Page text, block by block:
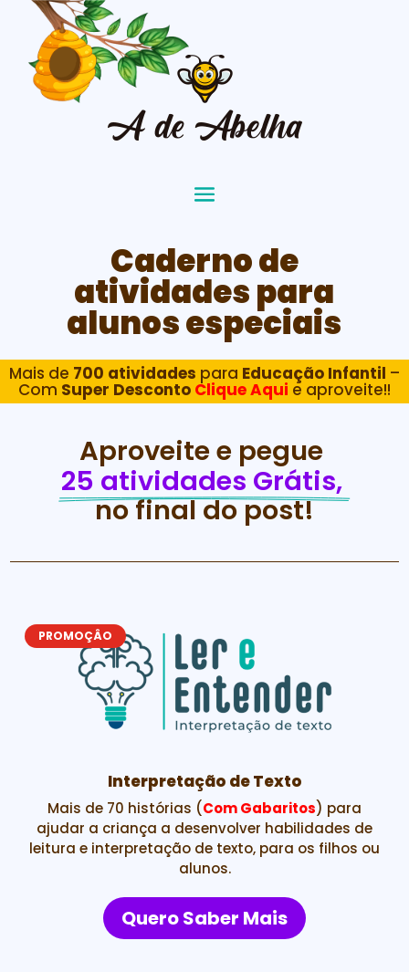
Caderno de
atividades para
alunos especiais
Mais de 700 atividades para Educação Infantil –
Com Super Desconto Clique Aqui e aproveite!!
Aproveite e pegue
25 atividades Grátis,
no final do post!
PROMOÇÂO
Interpretação de Texto
Mais de 70 histórias (Com Gabaritos) para
ajudar a criança a desenvolver habilidades de
leitura e interpretação de texto, para os filhos ou
alunos.
Quero Saber Mais